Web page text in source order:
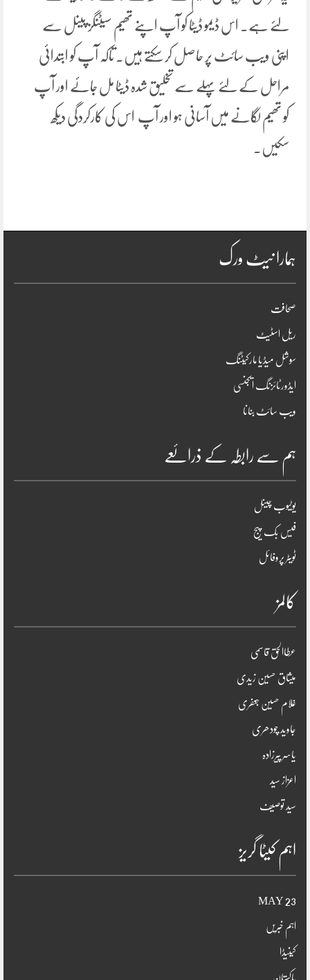
لئے ہے۔ اس ڈیمو ڈیٹا کو آپ اپنے تھیم سیٹنگز پینل سے
اپنی ویب سائٹ پر حاصل کر سکتے ہیں۔ تاکہ آپ کو ابتدائی
مراحل کے لئے پہلے سے تخلیق شدہ ڈیٹا مل جائے اور آپ
کو تھیم لگانے میں آسانی ہو اور آپ اس کی کارکردگی دیکھ
سکیں۔
ہمارا نیٹ ورک
صحافت
ریل اسٹیٹ
سوشل میڈیا مارکیٹنگ
ایڈورٹائزنگ ایجنسی
ویب سائٹ بنانا
ہم سے رابطہ کے ذرائعے
یوٹیوب چینل
فیس بک پیج
ٹویٹر پروفائل
کالمز
عطاالحق قاسمی
میثاق حسین زیدی
غلام حسین جعفری
جاوید چودھری
یاسر پیرزادہ
اعزاز سید
سید توصیف
اہم کیٹا گریز
23 MAY
اہم خبریں
کینیڈا
پاکستان